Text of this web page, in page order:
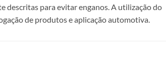
descritas para evitar enganos. A utilização do
de produtos e aplicação automotiva.